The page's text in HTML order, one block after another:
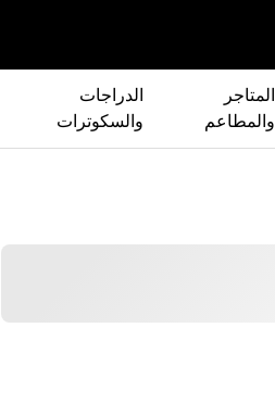
المتاجر
والمطاعم
الدراجات
والسكوترات